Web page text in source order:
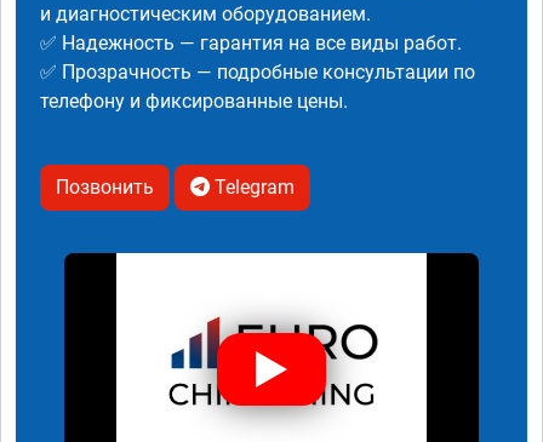
и диагностическим оборудованием.
✅ Надежность — гарантия на все виды работ.
✅ Прозрачность — подробные консультации по
телефону и фиксированные цены.
Позвонить Telegram